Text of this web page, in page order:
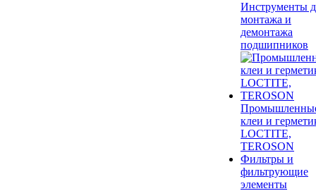
Инструменты
монтажа и
демонтажа
подшипников
клеи и
LOCTITE,
TEROSON
Фильтры и
фильтрующие
элементы